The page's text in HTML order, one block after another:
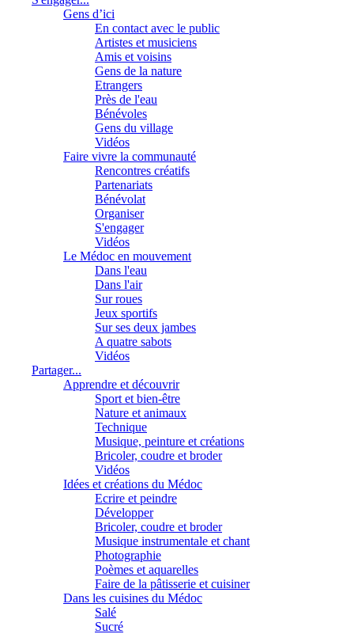
Gens d’ici
En contact avec le public
Artistes et musiciens
Amis et voisins
Gens de la nature
Etrangers
Près de l'eau
Bénévoles
Gens du village
Vidéos
Faire vivre la communauté
Rencontres créatifs
Partenariats
Bénévolat
Organiser
S'engager
Vidéos
Le Médoc en mouvement
Dans l'eau
Dans l'air
Sur roues
Jeux sportifs
Sur ses deux jambes
A quatre sabots
Vidéos
Partager...
Apprendre et découvrir
Sport et bien-être
Nature et animaux
Technique
Musique, peinture et créations
Bricoler, coudre et broder
Vidéos
Idées et créations du Médoc
Ecrire et peindre
Développer
Bricoler, coudre et broder
Musique instrumentale et chant
Photographie
Poèmes et aquarelles
Faire de la pâtisserie et cuisiner
Dans les cuisines du Médoc
Salé
Sucré